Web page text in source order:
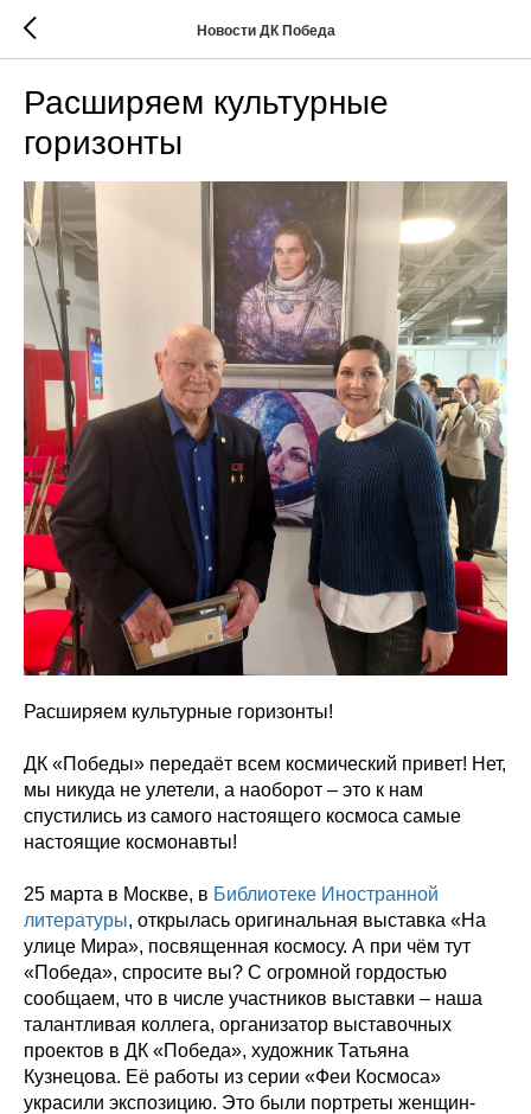
Новости ДК Победа
Расширяем культурные
горизонты
Расширяем культурные горизонты!
ДК «Победы» передаёт всем космический привет! Нет,
мы никуда не улетели, а наоборот – это к нам
спустились из самого настоящего космоса самые
настоящие космонавты!
25 марта в Москве, в Библиотеке Иностранной
литературы, открылась оригинальная выставка «На
улице Мира», посвященная космосу. А при чём тут
«Победа», спросите вы? С огромной гордостью
сообщаем, что в числе участников выставки – наша
талантливая коллега, организатор выставочных
проектов в ДК «Победа», художник Татьяна
Кузнецова. Её работы из серии «Феи Космоса»
украсили экспозицию. Это были портреты женщин-